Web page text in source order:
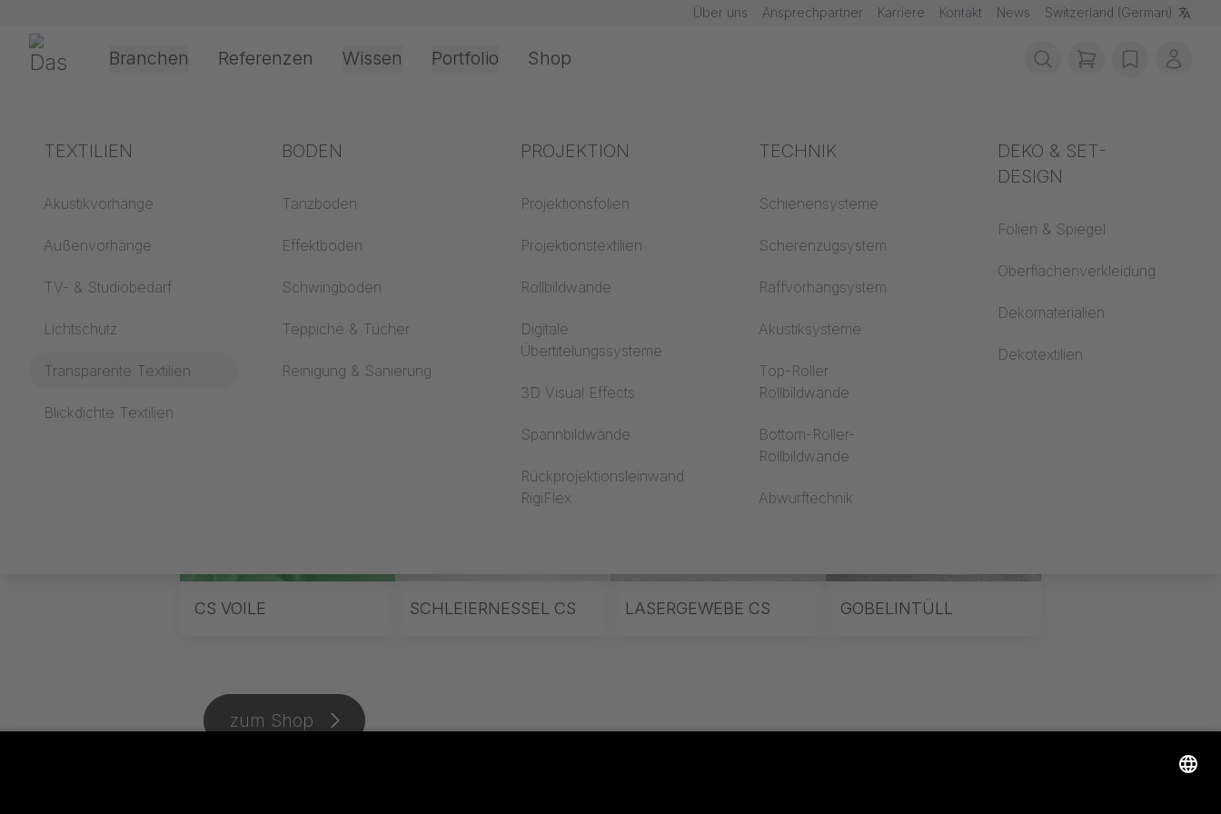
Über uns Ansprechpartner Karriere Kontakt News Switzerland (German)
Gerriets Branchen
Theater & Kultur
Event &
Office & Interior
Referenzen Wissen
Begriffserklärungen
Akustik ABC
Boden ABC
Projektionsfolien ABC
Projektionstextilien
Verarbeitung &
Branchenwissen
Textilwissen
Akustikwissen
Projektionswissen
Brandschutz
Baustoffklassen
Trevira CS
Akustik
Portfolio
TEXTILIEN
Akustikvorhänge
Außenvorhänge
TV- & Studiobedarf
Lichtschutz
Transparente Textilien
Blickdichte Textilien
BODEN
Tanzboden
Effektboden
Schwingboden
Teppiche & Tücher
Reinigung & Sanierung
PROJEKTION
Projektionsfolien
Projektionstextilien
Rollbildwände
Digitale
Übertitelungssysteme
3D Visual Effects
Spannbildwände
Rückprojektionsleinwand
RigiFlex
TECHNIK
Schienensysteme
Scherenzugsystem
Raffvorhangsystem
Akustiksysteme
Top-Roller
Rollbildwände
Bottom-Roller-
Rollbildwände
Abwurftechnik
DEKO & SET-
DESIGN
Folien & Spiegel
Oberflächenverkleidung
Dekomaterialien
Dekotextilien
Shop
items in cart,
wishlistMein
TRANSPARENTE TEXTILIEN
Inhalte
CS VOILE SCHLEIERNESSEL CS LASERGEWEBE CS GOBELINTÜLL
zum Shop